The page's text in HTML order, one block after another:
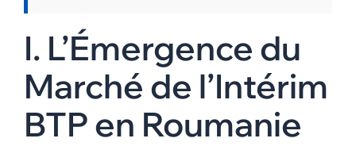
I. L’Émergence du
Marché de l’Intérim
BTP en Roumanie